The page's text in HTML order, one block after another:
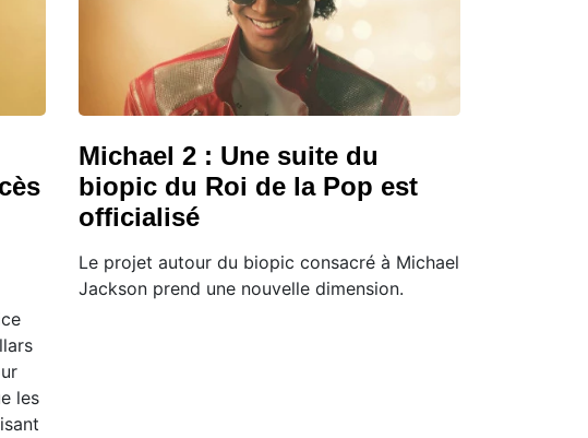
les
Michael 2 : Une suite du
biopic du Roi de la Pop est
officialisé
Le projet autour du biopic consacré à Michael
Jackson prend une nouvelle dimension.